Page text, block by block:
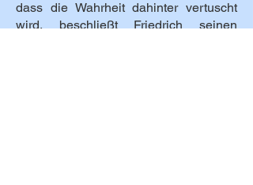
dass die Wahrheit dahinter vertuscht
wird, beschließt Friedrich seinen